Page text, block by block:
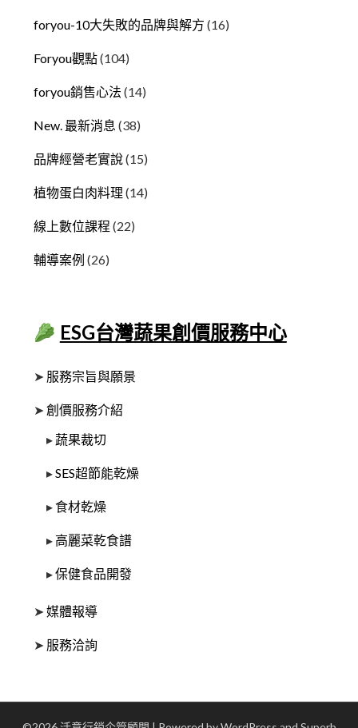
foryou-10大失敗的品牌與解方 (16)
Foryou觀點(104)
foryou銷售心法 (14)
New. 最新消息 (38)
品牌經營老實說(15)
植物蛋白肉料理 (14)
線上數位課程 (22)
輔導案例 (26)
ESG台灣蔬果創價服務中心
➤ 服務宗旨與願景
➤創價服務介紹
▸ 蔬果裁切
▸SES超節能乾燥
▸ 食材乾燥
▸ 高麗菜乾食譜
▸保健食品開發
➤媒體報導
➤ 服務洽詢